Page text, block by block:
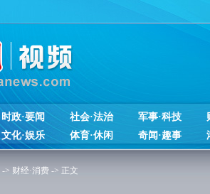
时政·要闻 社会·法治 军事·科技
文化·娱乐
体育·休闲 奇闻·趣事
-> 财经·消费 -> 正文